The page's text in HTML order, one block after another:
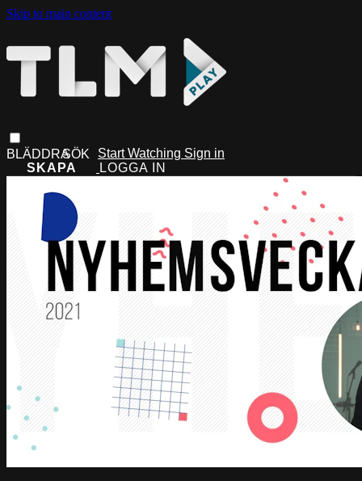
Skip to main content
Start Watching Sign in